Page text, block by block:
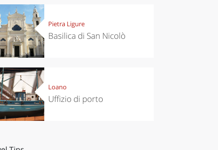
Pietra Ligure
Basilica di San Nicolò
Loano
Uffizio di porto